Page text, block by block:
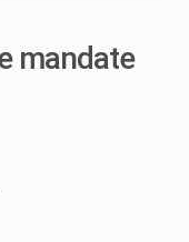
mandate